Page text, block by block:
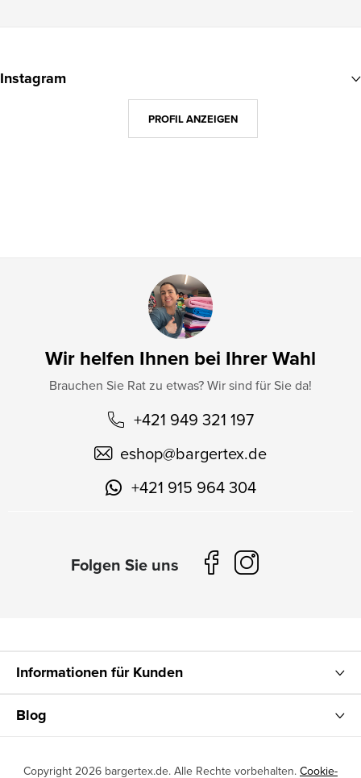
u
Wir helfen Ihnen bei Ihrer Wahl
Brauchen Sie Rat zu etwas? Wir sind für Sie da!
+421 949 321 197
eshop@bargertex.de
+421 915 964 304
Instagram
PROFIL ANZEIGEN
Informationen für Kunden
Blog
Copyright 2026 bargertex.de. Alle Rechte vorbehalten. Cookie-